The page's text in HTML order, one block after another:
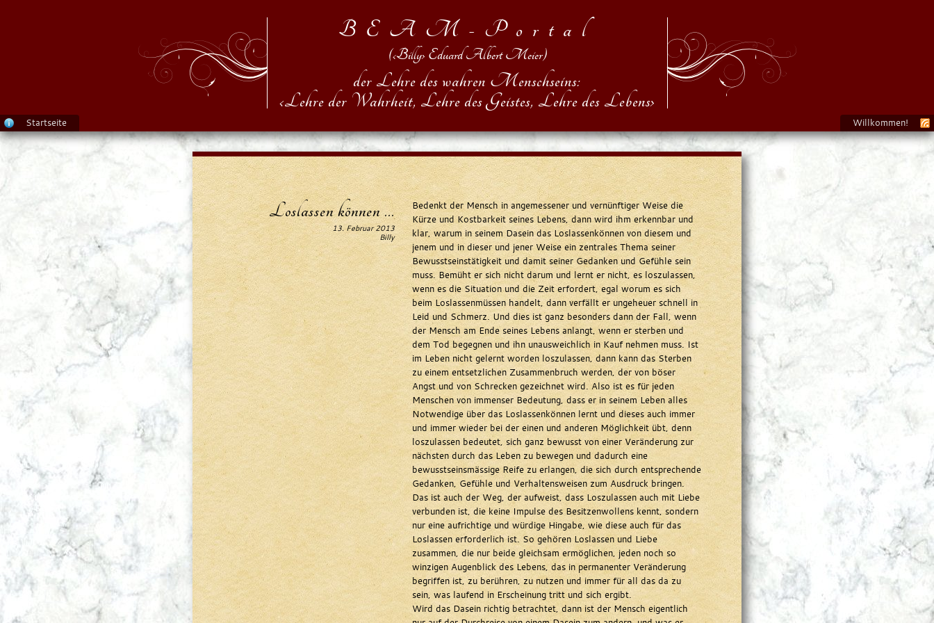
BEAM-Portal
(‹Billy› Eduard Albert Meier)
der Lehre des wahren Menschseins:
‹Lehre der Wahrheit, Lehre des Geistes, Lehre des Lebens›
Startseite Willkommen!
Loslassen können ...
13. Februar 2013
Billy
Bedenkt der Mensch in angemessener und vernünftiger Weise die
Kürze und Kostbarkeit seines Lebens, dann wird ihm erkennbar und
klar, warum in seinem Dasein das Loslassenkönnen von diesem und
jenem und in dieser und jener Weise ein zentrales Thema seiner
Bewusstseinstätigkeit und damit seiner Gedanken und Gefühle sein
muss. Bemüht er sich nicht darum und lernt er nicht, es loszulassen,
wenn es die Situation und die Zeit erfordert, egal worum es sich
beim Loslassenmüssen handelt, dann verfällt er ungeheuer schnell in
Leid und Schmerz. Und dies ist ganz besonders dann der Fall, wenn
der Mensch am Ende seines Lebens anlangt, wenn er sterben und
dem Tod begegnen und ihn unausweichlich in Kauf nehmen muss. Ist
im Leben nicht gelernt worden loszulassen, dann kann das Sterben
zu einem entsetzlichen Zusammenbruch werden, der von böser
Angst und von Schrecken gezeichnet wird. Also ist es für jeden
Menschen von immenser Bedeutung, dass er in seinem Leben alles
Notwendige über das Loslassenkönnen lernt und dieses auch immer
und immer wieder bei der einen und anderen Möglichkeit übt, denn
loszulassen bedeutet, sich ganz bewusst von einer Veränderung zur
nächsten durch das Leben zu bewegen und dadurch eine
bewusstseinsmässige Reife zu erlangen, die sich durch entsprechende
Gedanken, Gefühle und Verhaltensweisen zum Ausdruck bringen.
Das ist auch der Weg, der aufweist, dass Loszulassen auch mit Liebe
verbunden ist, die keine Impulse des Besitzenwollens kennt, sondern
nur eine aufrichtige und würdige Hingabe, wie diese auch für das
Loslassen erforderlich ist. So gehören Loslassen und Liebe
zusammen, die nur beide gleichsam ermöglichen, jeden noch so
winzigen Augenblick des Lebens, das in permanenter Veränderung
begriffen ist, zu berühren, zu nutzen und immer für all das da zu
sein, was laufend in Erscheinung tritt und sich ergibt.
Wird das Dasein richtig betrachtet, dann ist der Mensch eigentlich